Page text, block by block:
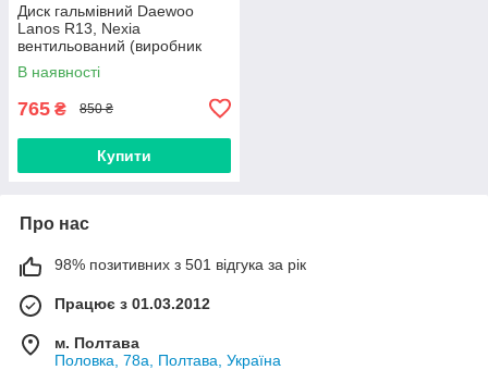
Диск гальмівний Daewoo
Lanos R13, Nexia
вентильований (виробник
Rider, Угорщина)
В наявності
765 ₴ 850 ₴
Купити
Про нас
98% позитивних з 501 відгука за рік
Працює з 01.03.2012
м. Полтава
Половка, 78а, Полтава, Україна